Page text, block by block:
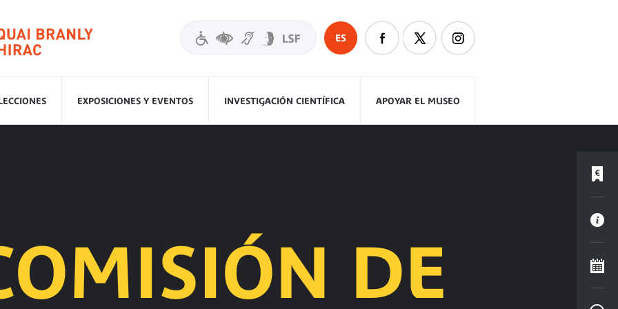
ES
EXPOSICIONES Y EVENTOS INVESTIGACIÓN CIENTÍFICA APOYAR EL MUSEO
DE